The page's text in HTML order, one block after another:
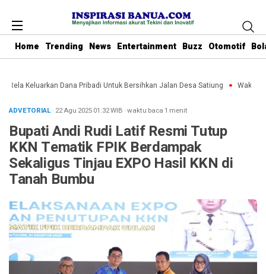
Home Trending News Entertainment Buzz Otomotif
Keluarkan Dana Pribadi Untuk Bersihkan Jalan Desa Satiung Waket
ADVETORIAL· 22 Agu 202501:32WIB ·waktu baca 1 menit
Bupati Andi Rudi Latif Resmi Tutup
KKN Tematik FPIK Berdampak
Sekaligus Tinjau EXPO Hasil KKN di
Tanah Bumbu